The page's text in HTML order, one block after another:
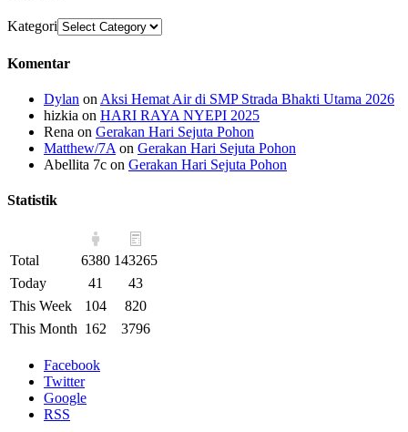
Kategori
Komentar
Dylan on Aksi Hemat Air di SMP Strada Bhakti Utama 2026
hizkia on HARI RAYA NYEPI 2025
Rena on Gerakan Hari Sejuta Pohon
Matthew/7A on Gerakan Hari Sejuta Pohon
Abellita 7c on Gerakan Hari Sejuta Pohon
Statistik
Total 6380 143265
Today
41
43
This Week
104
820
This Month 162 3796
Facebook
Twitter
Google
RSS